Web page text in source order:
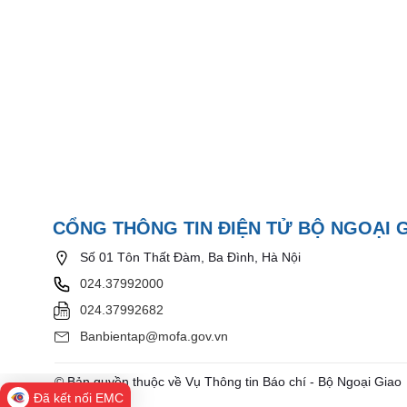
CỔNG THÔNG TIN ĐIỆN TỬ BỘ NGOẠI
Số 01 Tôn Thất Đàm, Ba Đình, Hà Nội
024.37992000
024.37992682
Banbientap@mofa.gov.vn
© Bản quyền thuộc về Vụ Thông tin Báo chí - Bộ Ngoại Giao
Đã kết nối EMC